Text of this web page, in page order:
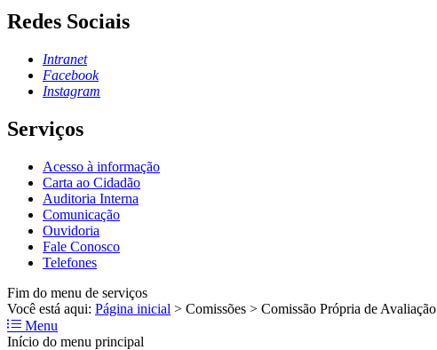
Redes Sociais
Intranet
Facebook
Instagram
Serviços
Acesso à informação
Carta ao Cidadão
Auditoria Interna
Comunicação
Ouvidoria
Fale Conosco
Telefones
Fim do menu de serviços
Você está aqui: Página inicial > Comissões > Comissão Própria de Avaliação
Menu
Início do menu principal